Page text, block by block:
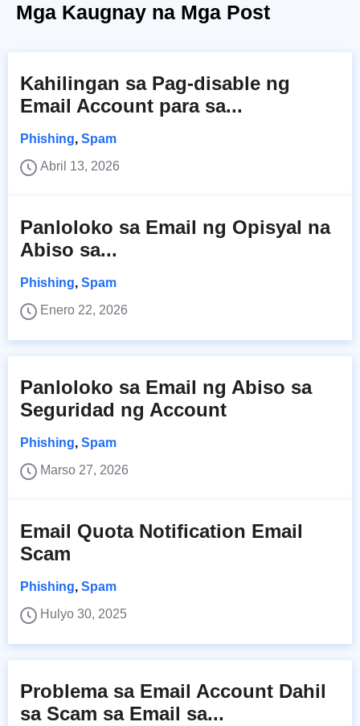
Mga Kaugnay na Mga Post
Kahilingan sa Pag-disable ng
Email Account para sa...
Phishing, Spam
Abril 13, 2026
Panloloko sa Email ng Opisyal na
Abiso sa...
Phishing, Spam
Enero 22, 2026
Panloloko sa Email ng Abiso sa
Seguridad ng Account
Phishing, Spam
Marso 27, 2026
Email Quota Notification Email
Scam
Phishing, Spam
Hulyo 30, 2025
Problema sa Email Account Dahil
sa Scam sa Email sa...